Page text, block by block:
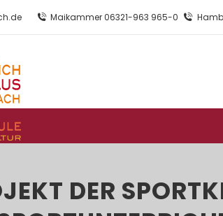
Maikammer 06321-963 965-0
DER